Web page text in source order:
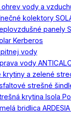
ohrev vody a
kolektory
panely
Kerberos
vody
vody
krytiny a zelené
strešné
krytina Isola
bridlica ARDESIA